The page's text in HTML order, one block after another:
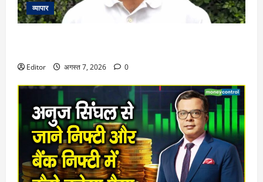
व्यापार
Editor अगस्त 7, 2026 0